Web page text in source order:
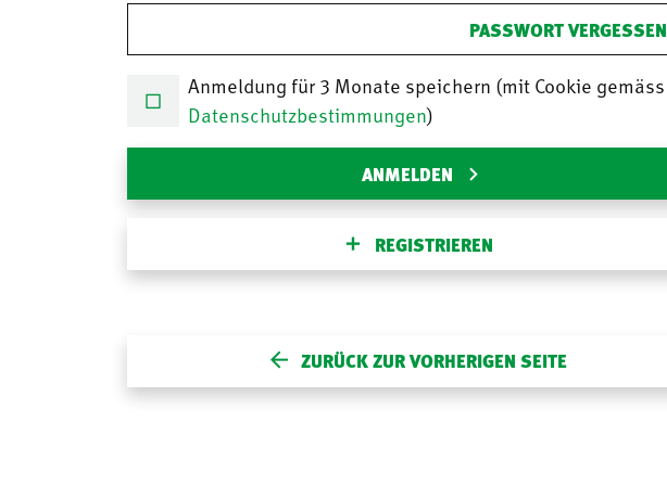
PASSWORT VERGESSEN
Anmeldung für 3 Monate speichern (mit Cookie gemäss
Datenschutzbestimmungen)
ANMELDEN
REGISTRIEREN
ZURÜCK ZUR VORHERIGEN SEITE